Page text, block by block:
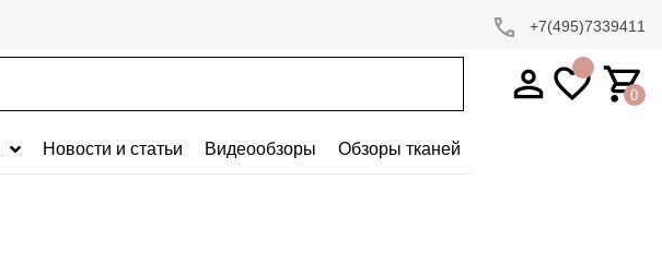
+7(495)7339411
0
Новости и статьи Видеообзоры Обзоры тканей